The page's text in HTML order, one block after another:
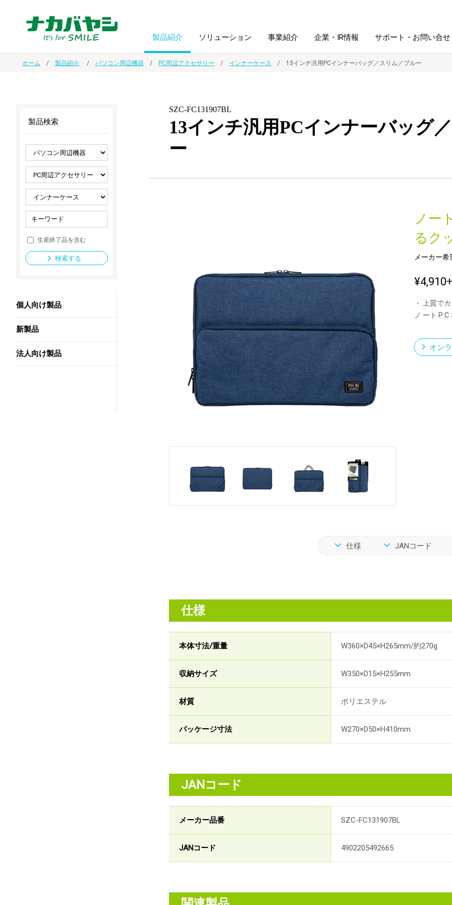
製品紹介
ノート・紙製品
ファイル・
ホルダー用品
スマートフォン・
タブレット関連
防災・
セキュリティ用品
法人向け製品
ソリューション
オーダー手帳・ノベルティ制作 学校ソリューション
ドキュメントスキャニングサービス
導入事例
事業紹介 企業・IR情報
IR情報 沿革
サステナビリティ
サポート・お問い合せ
ホーム 製品紹介 パソコン周辺機器 PC周辺アクセサリー インナーケース 13インチ汎用PCインナーバッグ／スリム／ブルー
SZC-FC131907BL
13インチ汎用PCインナーバッグ
ー
ノー
るク
メーカー
¥4,910
・ 上質で
ノ ート P
オン
仕様 JANコード
仕様
本体寸法/重量 W360×D45×H265mm/約270g
収納サイズ W350×D15×H255mm
材質 ポリエステル
パッケージ寸法 W270×D50×H410mm
JANコード
メーカー品番 SZC-FC131907BL
JANコード 4902205492665
製品検索
生産終了品を含む
検索する
個人向け製品
新製品
法人向け製品